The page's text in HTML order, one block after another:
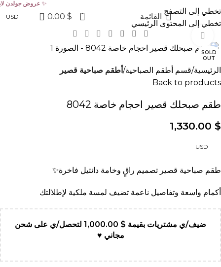
تخطي إلى التصفح
تخطي إلى المحتوى الرئيسي
✨ عروض جولدن لاين الآن خصم 20% على الكولكشن الجديد ✨ ✨ عروض جولدن لاين الآن خصم 20% على الكولكشن الجديد ✨ ✨ عروض جولدن لاين الآن خصم 20%
القائمة 0
0.00 $
USD
SOLD
OUT
Click to enlarge
الرئيسية قسم أطقم الصباحية أطقم صباحية قصير
Back to products
طقم صبحلك قصير احجام خاصة 8042
1,330.00 $
USD
طقم صباحية قصير تصميم راقٍ وخامة دانتيل فاخرة✨
أكمام واسعة وتفاصيل ناعمة تضيف لمسة ملكية لإطلالتك
ضيف/ي مشتريات بقيمة 1,000.00 $
لتحصل/ي على شحن
مجاني ♥